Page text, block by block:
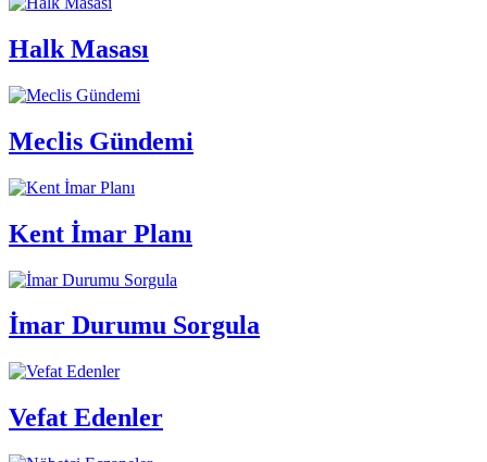
Halk Masası
Meclis Gündemi
Kent İmar Planı
İmar Durumu Sorgula
Vefat Edenler